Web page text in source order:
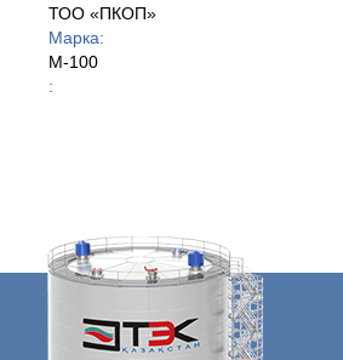
ТОО «ПКОП»
Марка:
М-100
: